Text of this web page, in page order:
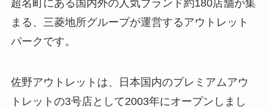
超名町にある国内外の人気ブランド約180店舗が集
まる、三菱地所グループが運営するアウトレット
パークです。
佐野アウトレットは、日本国内のプレミアムアウ
トレットの3号店として2003年にオープンしまし